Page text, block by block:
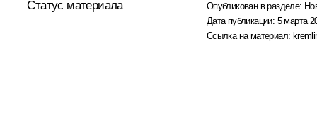
Статус материала Опубликован в разделе:
Дата публикации: 5 марта
Ссылка на материал: